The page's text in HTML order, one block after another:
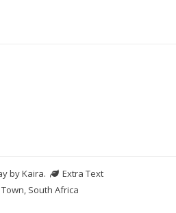
byKaira.
Extra Text
South Africa